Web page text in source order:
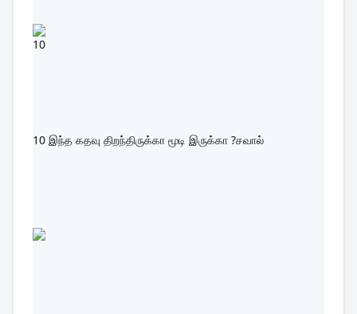
10
10 இந்த கதவு திறந்திருக்கா மூடி இருக்கா ?சவால்